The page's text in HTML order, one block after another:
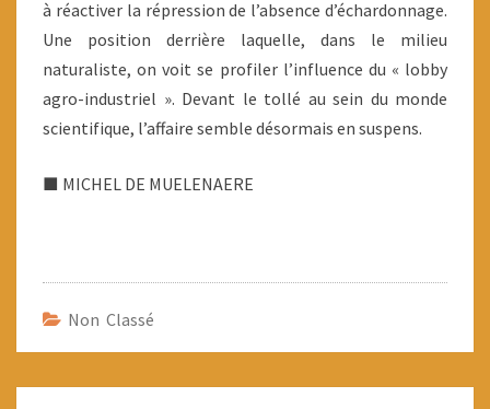
à réactiver la répression de l’absence d’échardonnage.
Une position derrière laquelle, dans le milieu
naturaliste, on voit se profiler l’influence du « lobby
agro-industriel ». Devant le tollé au sein du monde
scientifique, l’affaire semble désormais en suspens.
■ MICHEL DE MUELENAERE
Non Classé